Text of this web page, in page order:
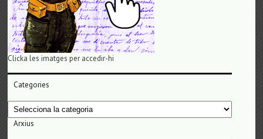
Clicka les imatges per accedir-hi
Categories
Categories
Arxius